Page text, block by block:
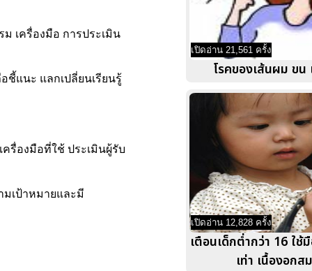
เครื่องมือ การประเมิน
ชี้แนะ แลกเปลี่ยนเรียนรู้
ครื่องมือที่ใช้ ประเมินผู้รับ
มเป้าหมายและมี
เปิดอ่าน 21,561 ครั้ง
โรคของเส้นผม ขน
เปิดอ่าน 12,828 ครั้ง
เตือนเด็กต่ำกว่า 16 ใช้
เท่า เนื้องอกส